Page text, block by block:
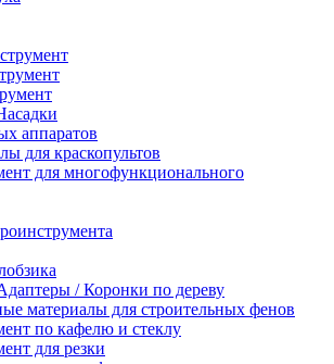
аппаратов
для краскопультов
для многофункционального
/ Коронки по дереву
материалы для строительных фенов
по кафелю и стеклу
для резки